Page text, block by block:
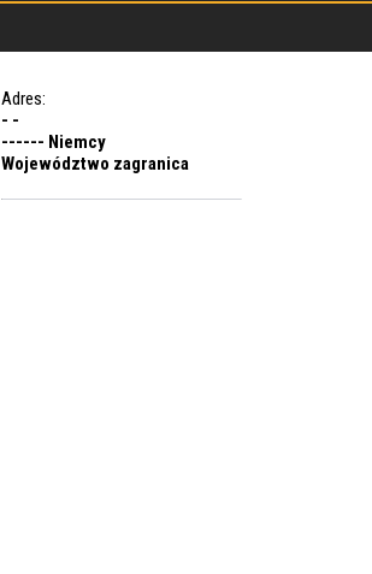
Adres:
- -
------ Niemcy
Województwo zagranica